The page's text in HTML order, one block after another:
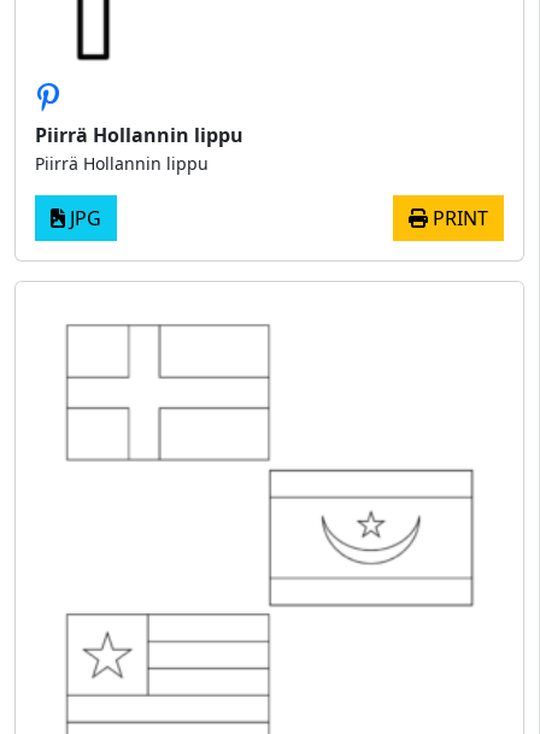
Piirrä Hollannin lippu
Piirrä Hollannin lippu
JPG PRINT